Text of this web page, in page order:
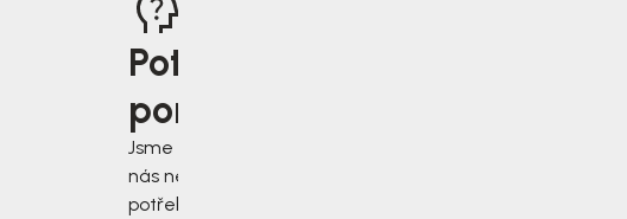
Potřebujete
poradit?
Jsme tu pro vás, když
nás nejvíce
potřebujete. Napište